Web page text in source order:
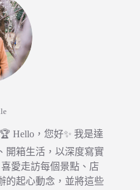
Hello，您好✨ 我是達
開箱生活，以深度寫實
愛走訪每個景點、店
的起心動念，並將這些